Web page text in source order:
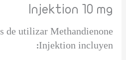
Injektion 10 mg
de utilizar Methandienone
Injektion incluyen: